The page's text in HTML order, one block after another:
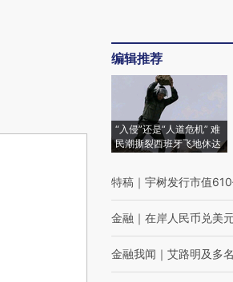
编辑推荐
“入侵”还是“人道危机” 难
民潮撕裂西班牙飞地休达
特稿 ｜ 宇树发行市值
金融 ｜ 在岸人民币兑美
金融我闻 ｜ 艾路明及多